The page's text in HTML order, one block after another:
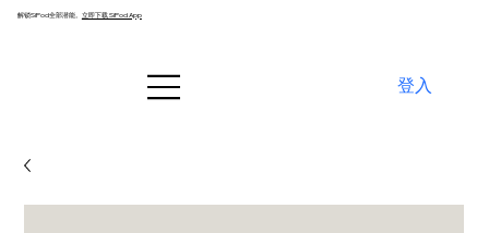
解锁SiPod全部潜能。 立即下载 SiPod App
登入